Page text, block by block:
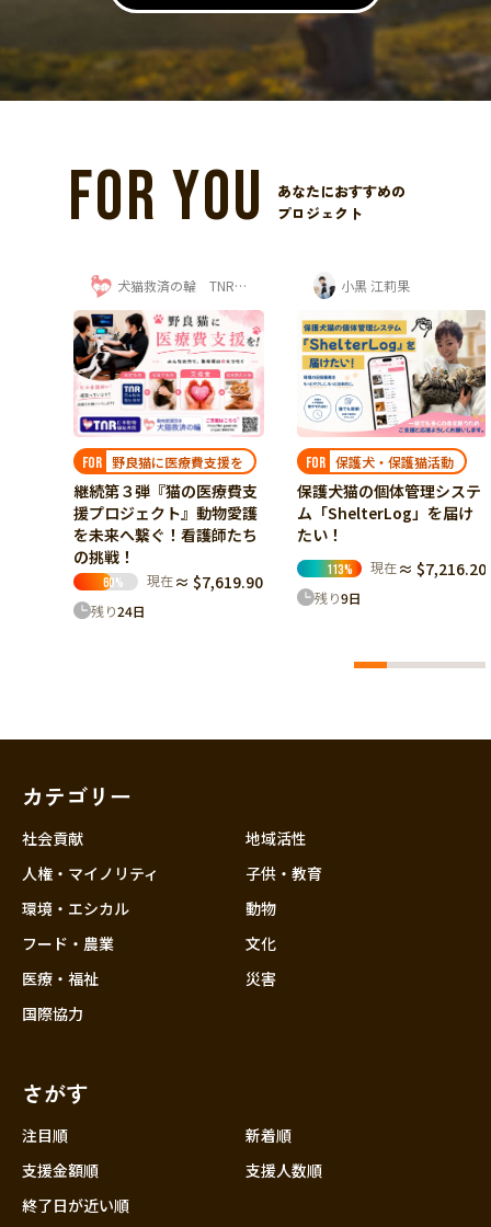
FOR YOU
あなたにおすすめの
プロジェクト
犬猫救済の輪 TNR日本動物福祉病院
FOR 野良猫に医療費支援を
継続第３弾『猫の医療費支
援プロジェクト』動物愛護
を未来へ繋ぐ！看護師たち
の挑戦！
60% 現在 ≈ $7,619.90
残り24日
小黒 江莉果
FOR 保護犬・保護猫活動
保護犬猫の個体管理システ
ム「ShelterLog」を届け
たい！
113% 現在 ≈ $7,216.20
残り9日
カテゴリー
社会貢献
人権・マイノリティ
環境・エシカル
フード・農業
医療・福祉
国際協力
地域活性
子供・教育
動物
文化
災害
さがす
注目順
新着順
支援金額順
支援人数順
終了日が近い順